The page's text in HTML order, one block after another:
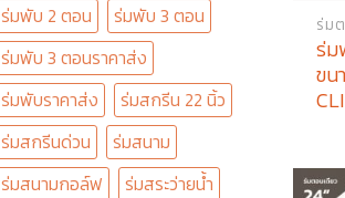
ร่มพับ 2 ตอน
ร่มพับ 3 ตอน
ร่มพับ 3 ตอนราคาส่ง
ร่มพับราคาส่ง
ร่มสกรีน 22 นิ้ว
ร่มสกรีนด่วน
ร่มสนาม
ร่มสนามกอล์ฟ
ร่มสระว่ายน้ำ
ร่ม
ร่ม
ขน